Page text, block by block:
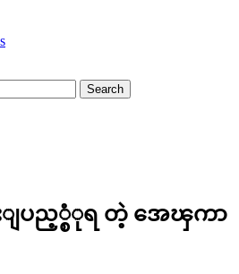
းျပည့္စံုရ တဲ့ အေၾကာ